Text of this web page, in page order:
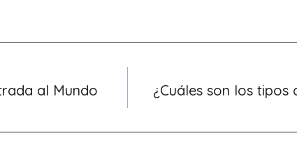
al Mundo
¿Cuáles son los tipos